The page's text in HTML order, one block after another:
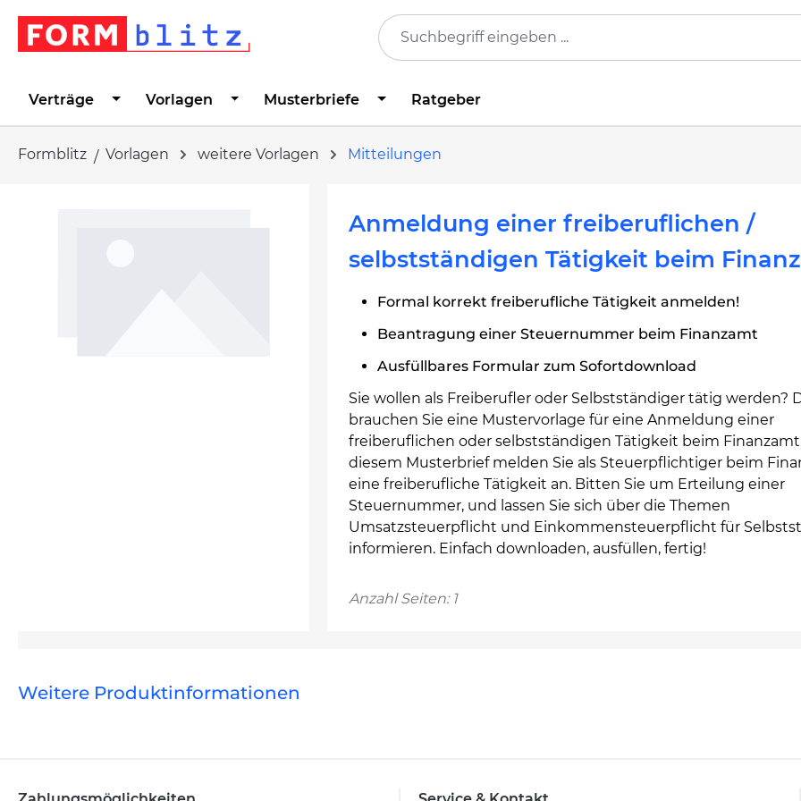
Zur Hauptnavigation springen
Verträge Vorlagen Musterbriefe Ratgeber
Formblitz Vorlagen weitere Vorlagen Mitteilungen
Anmeldung einer freiberuflichen /
selbstständigen Tätigkeit beim
Formal korrekt freiberufliche Tätigkeit anmelden!
Beantragung einer Steuernummer beim Finanzamt
Ausfüllbares Formular zum Sofortdownload
Sie wollen als Freiberufler oder Selbstständiger tätig werden?
brauchen Sie eine Mustervorlage für eine Anmeldung einer
freiberuflichen oder selbstständigen Tätigkeit beim
diesem Musterbrief melden Sie als Steuerpflichtiger beim
eine freiberufliche Tätigkeit an. Bitten Sie um Erteilung einer
Steuernummer, und lassen Sie sich über die Themen
Umsatzsteuerpflicht und Einkommensteuerpflicht für
informieren. Einfach downloaden, ausfüllen, fertig!
Anzahl Seiten: 1
Weitere Produktinformationen